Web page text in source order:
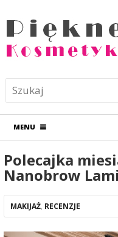
MENU
Polecajka
Nanobrow
MAKIJAŻ, RECENZJE